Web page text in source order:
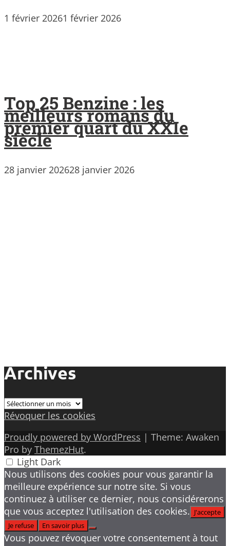
1 février 20261 février 2026
Top 25 Benzine : les
meilleurs romans du
premier quart du XXIe
siècle
28 janvier 202628 janvier 2026
Archives
Archives
Révoquer les cookies
Proudly powered by WordPress | Theme: Awaken
Pro by ThemezHut.
Light Dark
Nous utilisons des cookies pour vous garantir la
meilleure expérience sur notre site. Si vous
continuez à utiliser ce dernier, nous considérerons
que vous acceptez l'utilisation des cookies. J'accepte
Je refuse
En savoir plus
Vous pouvez révoquer votre consentement à tout